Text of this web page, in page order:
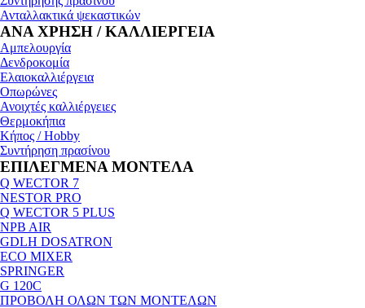
Ανταλλακτικά ψεκαστικών
ΑΝΑ ΧΡΗΣΗ / ΚΑΛΛΙΕΡΓΕΙΑ
Αμπελουργία
Δενδροκομία
Ελαιοκαλλιέργεια
Οπωρώνες
Ανοιχτές καλλιέργειες
Θερμοκήπια
Κήπος / Hobby
Συντήρηση πρασίνου
ΕΠΙΛΕΓΜΕΝΑ ΜΟΝΤΕΛΑ
Q WECTOR 7
NESTOR PRO
Q WECTOR 5 PLUS
NPB AIR
GDLH DOSATRON
ECO MIXER
SPRINGER
G 120C
ΠΡΟΒΟΛΗ ΟΛΩΝ ΤΩΝ ΜΟΝΤΕΛΩΝ